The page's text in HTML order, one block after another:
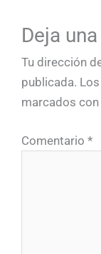
Deja
Tu dirección
publicada.
marcados con
Comentario *